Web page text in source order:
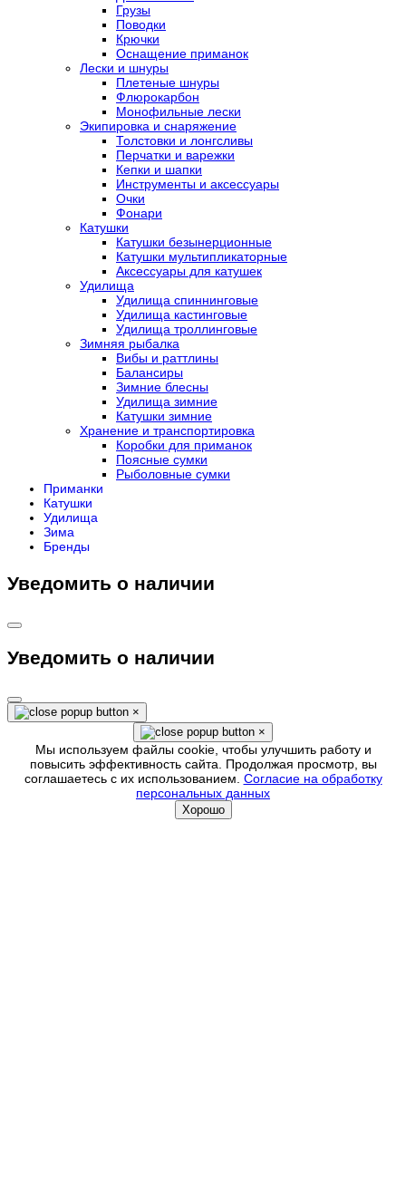
Грузы
Поводки
Крючки
Оснащение приманок
Лески и шнуры
Плетеные шнуры
Флюрокарбон
Монофильные лески
Экипировка и снаряжение
Толстовки и лонгсливы
Перчатки и варежки
Кепки и шапки
Инструменты и аксессуары
Очки
Фонари
Катушки
Катушки безынерционные
Катушки мультипликаторные
Аксессуары для катушек
Удилища
Удилища спиннинговые
Удилища кастинговые
Удилища троллинговые
Зимняя рыбалка
Вибы и раттлины
Балансиры
Зимние блесны
Удилища зимние
Катушки зимние
Хранение и транспортировка
Коробки для приманок
Поясные сумки
Рыболовные сумки
Приманки
Катушки
Удилища
Зима
Бренды
Уведомить о наличии
Уведомить о наличии
×
×
Мы используем файлы cookie, чтобы улучшить работу и
повысить эффективность сайта. Продолжая просмотр, вы
соглашаетесь с их использованием. Согласие на обработку
персональных данных
Хорошо